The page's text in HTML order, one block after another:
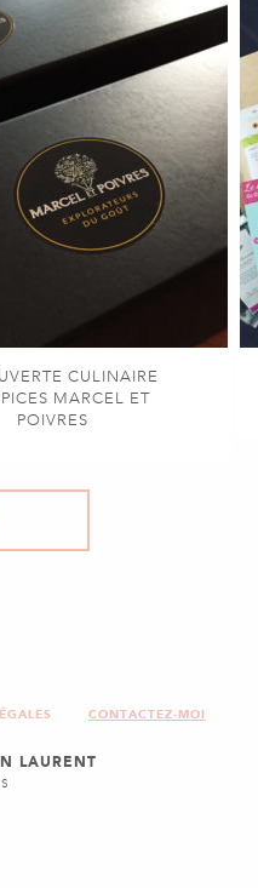
CULINAIRE
MARCEL ET
POIVRES
CONTACTEZ-MOI
LAURENT